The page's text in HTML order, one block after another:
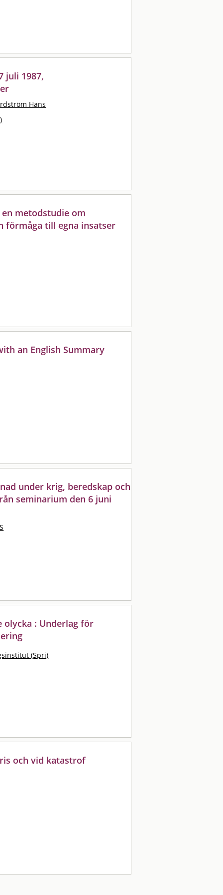
juli 1987,
Hans
metodstudie om
förmåga till egna insatser
an English Summary
under krig, beredskap och
seminarium den 6 juni
olycka : Underlag för
(Spri)
och vid katastrof